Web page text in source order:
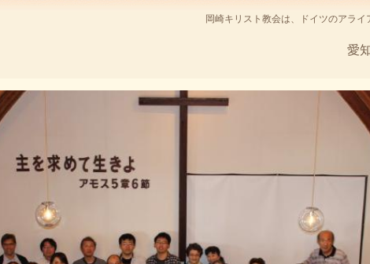
岡崎キリスト教会は、ドイツのアライ
愛